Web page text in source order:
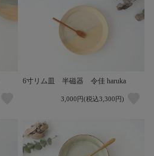
6寸リム皿 半磁器 令佳 haruka
3,000円(税込3,300円)